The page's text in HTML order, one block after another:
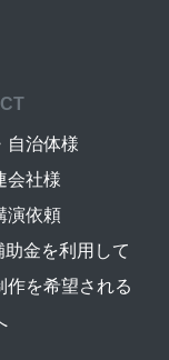
自治体様
会社様
演依頼
助金を利用して
作を希望される